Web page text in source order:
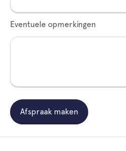
Eventuele opmerkingen
Afspraak maken